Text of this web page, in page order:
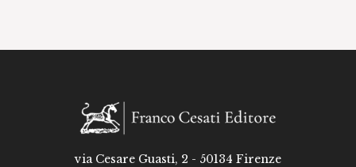
via Cesare Guasti, 2 - 50134 Firenze